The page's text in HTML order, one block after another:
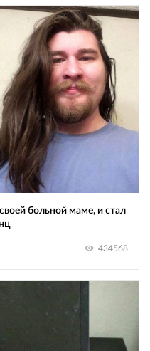
больной маме, и стал
434568